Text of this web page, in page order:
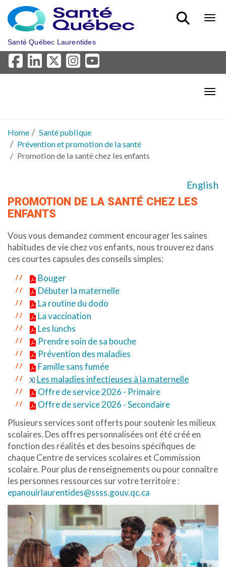
Skip to main content
Santé Québec Laurentides
Home
Santé publique
Prévention et promotion de la santé
Promotion de la santé chez les enfants
English
PROMOTION DE LA SANTÉ CHEZ LES
ENFANTS
Vous vous demandez comment encourager les saines
habitudes de vie chez vos enfants, nous trouverez dans
ces courtes capsules des conseils simples:
Bouger
Débuter la maternelle
La routine du dodo
La vaccination
Les lunchs
Prendre soin de sa bouche
Prévention des maladies
Famille sans fumée
Les maladies infectieuses à la maternelle
Offre de service 2026 - Primaire
Offre de service 2026 - Secondaire
Plusieurs services sont offerts pour soutenir les milieux
scolaires. Des offres personnalisées ont été créé en
fonction des réalités et des besoins spécifiques de
chaque Centre de services scolaires et Commission
scolaire. Pour plus de renseignements ou pour connaître
les personnes ressources sur votre territoire :
epanouirlaurentides@ssss.gouv.qc.ca